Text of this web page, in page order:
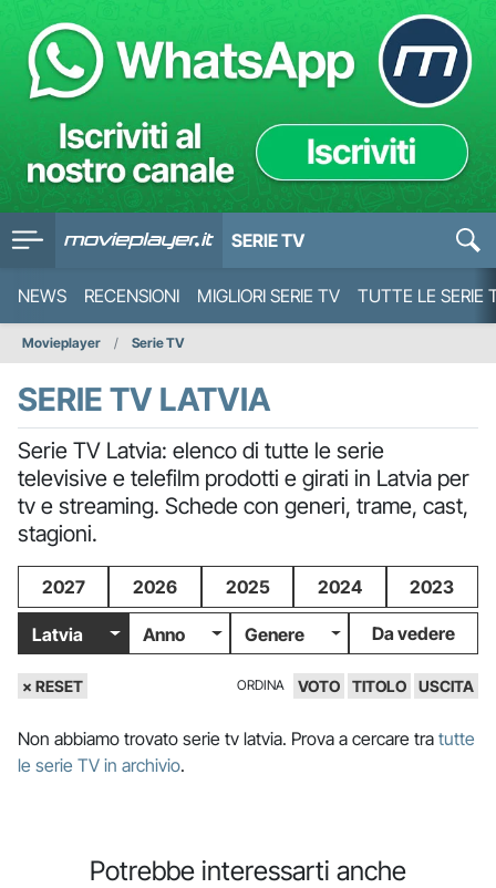
SERIE TV
NEWS RECENSIONI MIGLIORI SERIE TV TUTTE LE SERIE
Movieplayer Serie TV
SERIE TV LATVIA
Serie TV Latvia: elenco di tutte le serie
televisive e telefilm prodotti e girati in Latvia per
tv e streaming. Schede con generi, trame, cast,
stagioni.
2027 2026 2025 2024 2023
Latvia Anno Genere Da vedere
× RESET ORDINA VOTO TITOLO USCITA
Non abbiamo trovato serie tv latvia. Prova a cercare tra tutte
le serie TV in archivio.
Potrebbe interessarti anche